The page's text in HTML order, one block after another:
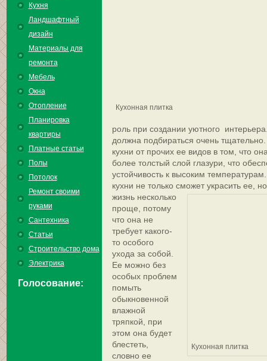
Кухня
Ландшафтный
дизайн
Материалы для
ремонта
Мебель
Окна
Отопление
Планировка
квартиры
Платные статьи
Полы
Потолок
Ремонт своими
руками
Сантехника
Статьи
Строительство дома
Электрика
Голосование:
Кухонная плитка
роль при создании уютного
должна подбираться очень
кухни от прочих ее видов в том, что
более толстый слой глазури, что
устойчивость к высоким
кухни не только сможет украсить ее,
Кухонная плитка
жизнь несколько
проще, потому
что она не
требует какого-
то особого
ухода за собой.
Ее можно без
особых проблем
помыть
обыкновенной
влажной
тряпкой, при
этом она будет
блестеть,
словно ее